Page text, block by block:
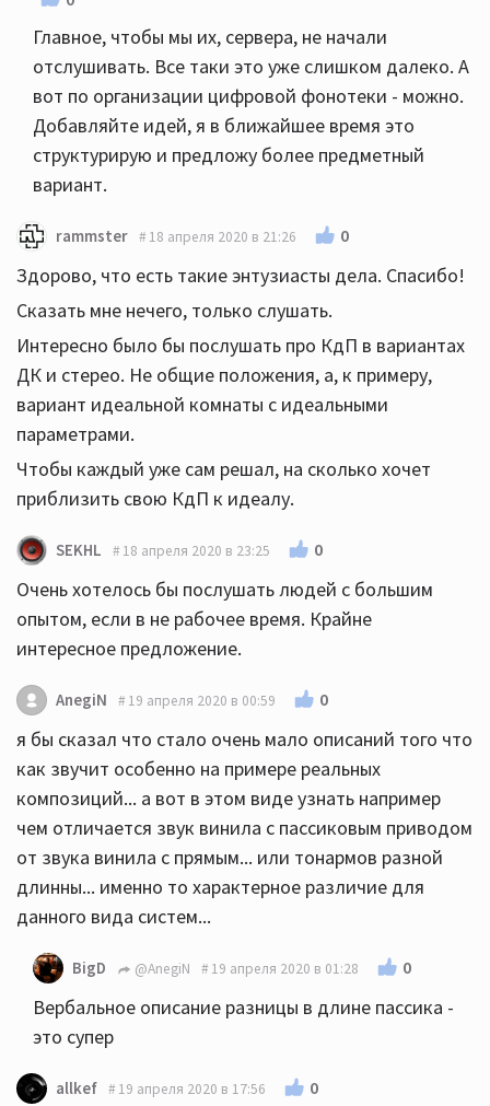
Главное, чтобы мы их, сервера, не начали
отслушивать. Все таки это уже слишком далеко. А
вот по организации цифровой фонотеки - можно.
Добавляйте идей, я в ближайшее время это
структурирую и предложу более предметный
вариант.
rammster 18 апреля 2020 в 21:26 0
Здорово, что есть такие энтузиасты дела. Спасибо!
Сказать мне нечего, только слушать.
Интересно было бы послушать про КдП в вариантах
ДК и стерео. Не общие положения, а, к примеру,
вариант идеальной комнаты с идеальными
параметрами.
Чтобы каждый уже сам решал, на сколько хочет
приблизить свою КдП к идеалу.
SEKHL 18 апреля 2020 в 23:25 0
Очень хотелось бы послушать людей с большим
опытом, если в не рабочее время. Крайне
интересное предложение.
AnegiN 19 апреля 2020 в 00:59 0
я бы сказал что стало очень мало описаний того что
как звучит особенно на примере реальных
композиций... а вот в этом виде узнать например
чем отличается звук винила с пассиковым приводом
от звука винила с прямым... или тонармов разной
длинны... именно то характерное различие для
данного вида систем...
BigD @AnegiN 19 апреля 2020 в 01:28 0
Вербальное описание разницы в длине пассика -
это супер
allkef 19 апреля 2020 в 17:56 0